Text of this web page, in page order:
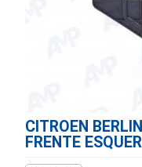
CITROEN
FRENTE